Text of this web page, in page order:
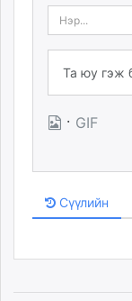
· GIF
Сүүлийн